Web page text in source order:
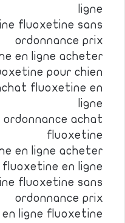
ligne
fluoxetine sans
ordonnance prix
en ligne acheter
pour chien
fluoxetine en
ligne
achat
fluoxetine
en ligne acheter
fluoxetine en ligne
fluoxetine sans
ordonnance prix
ligne fluoxetine